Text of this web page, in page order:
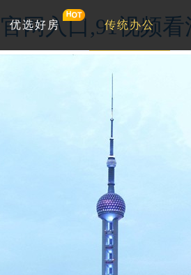
网入口,91视频
优选好房 传统办公